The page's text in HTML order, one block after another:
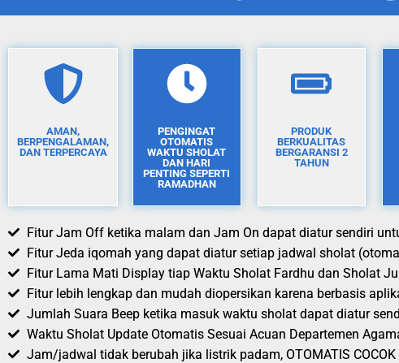
AMAN,
BERPENGALAMAN,
DAN TERPERCAYA
PENGINGAT
OTOMATIS
WAKTU SHOLAT
DAN HARI
PENTING SEPERTI
RAMADHAN
PRODUK
BERKUALITAS
BERGARANSI 2
TAHUN
Fitur Jam Off ketika malam dan Jam On dapat diatur sendiri
Fitur Jeda iqomah yang dapat diatur setiap jadwal sholat
Fitur Lama Mati Display tiap Waktu Sholat Fardhu dan Sholat
Fitur lebih lengkap dan mudah diopersikan karena berbasis
Jumlah Suara Beep ketika masuk waktu sholat dapat diatur
Waktu Sholat Update Otomatis Sesuai Acuan Departemen
Jam/jadwal tidak berubah jika listrik padam, OTOMATIS COCOK